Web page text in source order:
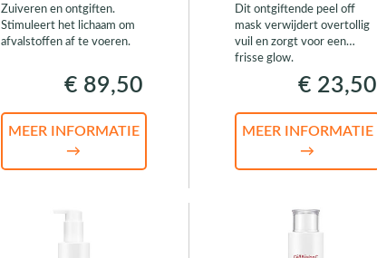
Zuiveren en ontgiften.
Stimuleert het lichaam om
afvalstoffen af te voeren.
€ 89,50
MEER INFORMATIE
→
Dit ontgiftende peel off
mask verwijdert overtollig
vuil en zorgt voor een
frisse glow.
€ 23,50
MEER INFORMATIE
→